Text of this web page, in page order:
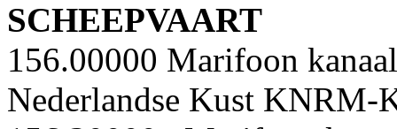
SCHEEPVAART
156.00000 Marifoon
Nederlandse Kust KNRM-